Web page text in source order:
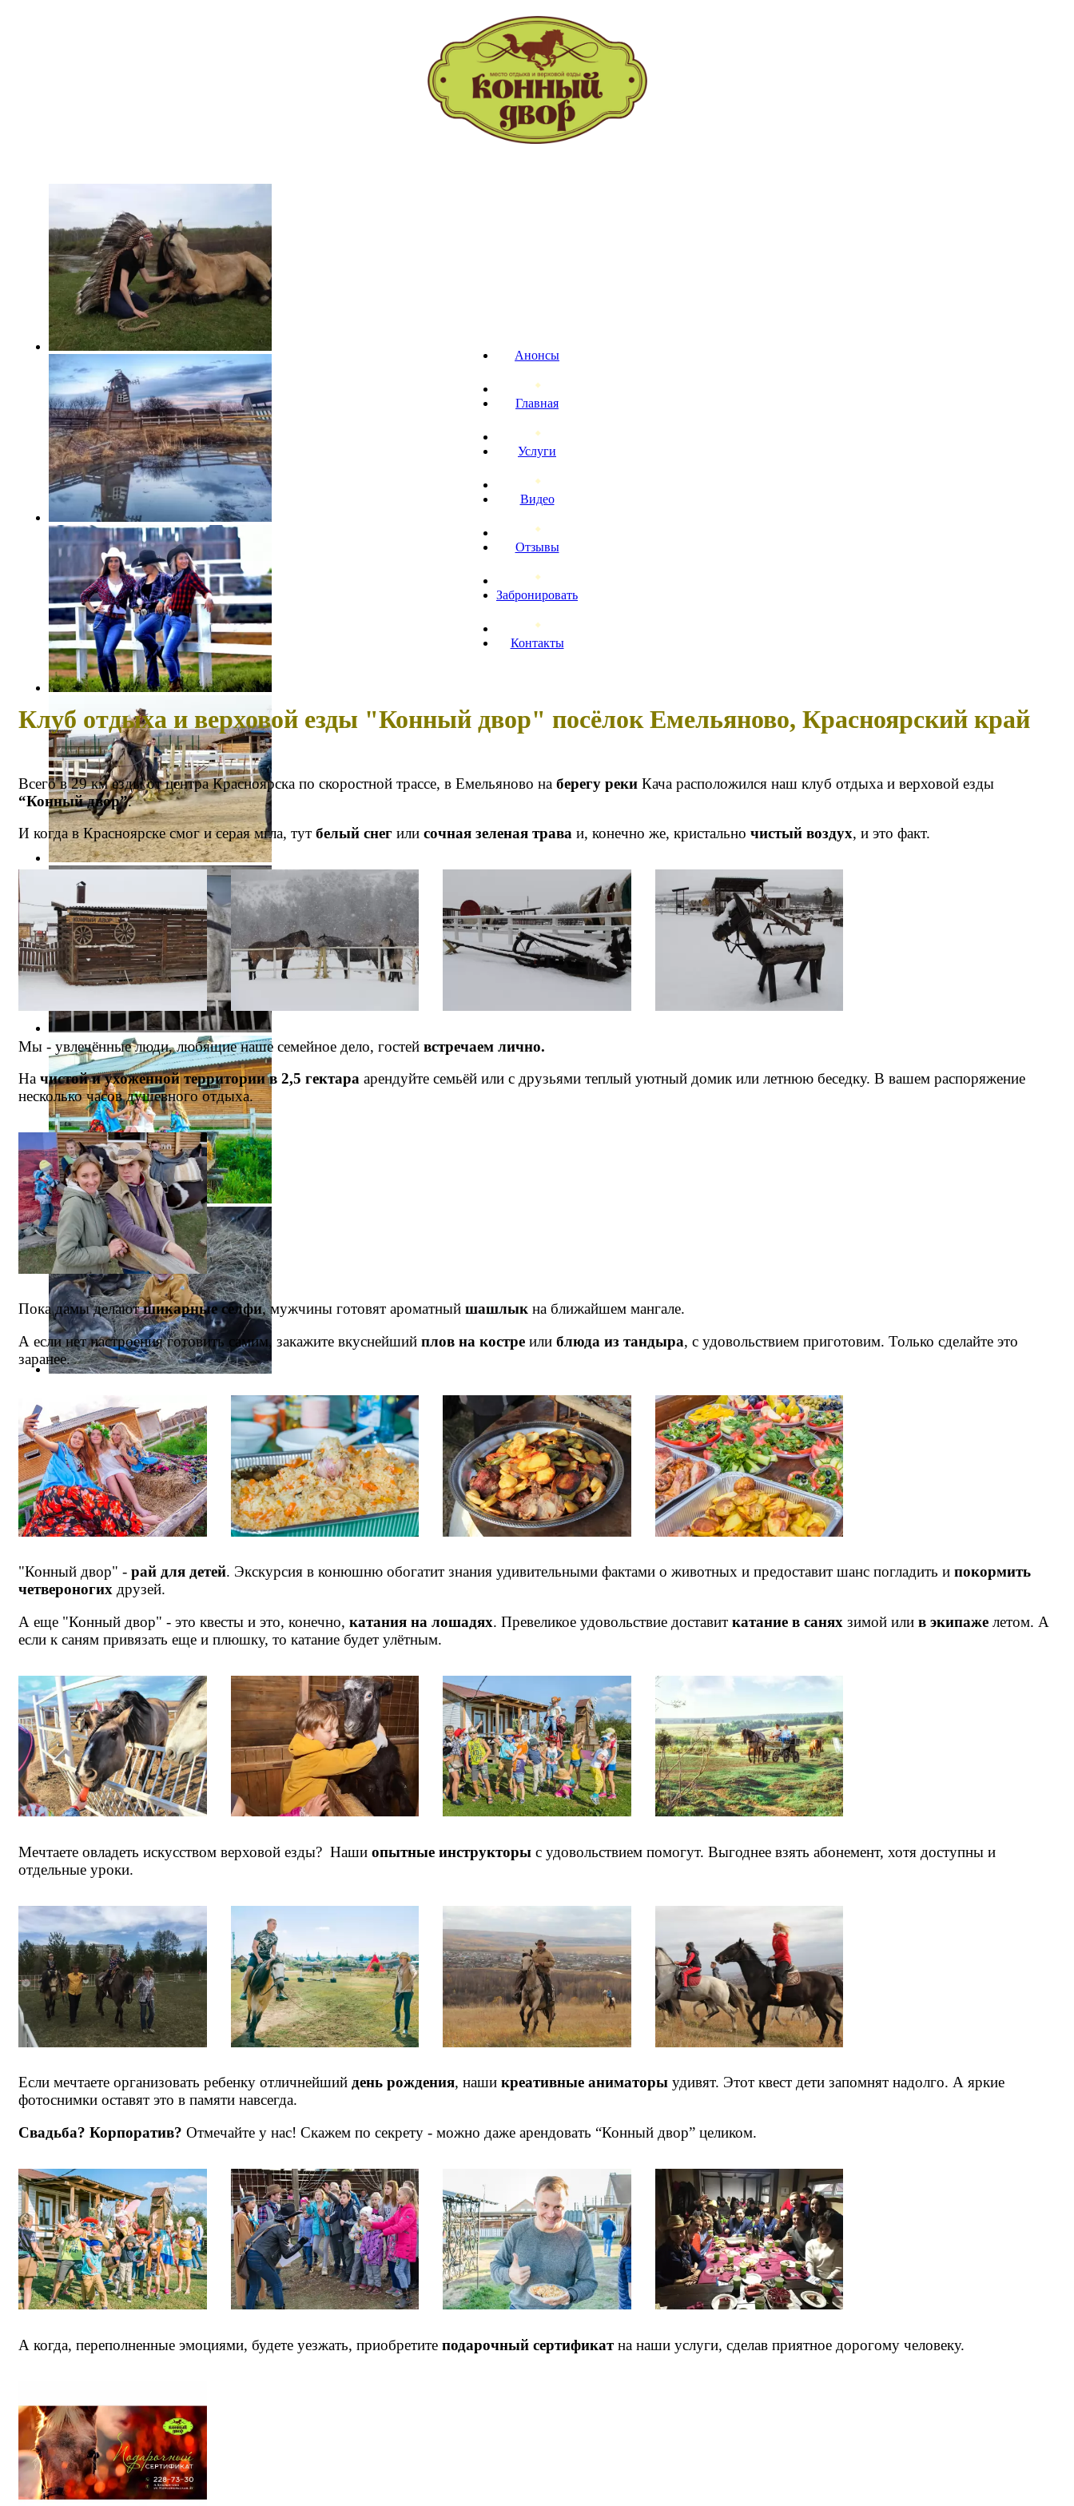
Анонсы
Главная
Услуги
Видео
Отзывы
Забронировать
Контакты
Клуб отдыха и верховой езды "Конный двор" посёлок Емельяново, Красноярский край
Всего в 29 км езды от центра Красноярска по скоростной трассе, в Емельяново на берегу реки Кача расположился наш клуб отдыха и верховой езды
“Конный двор”.
И когда в Красноярске смог и серая мгла, тут белый снег или сочная зеленая трава и, конечно же, кристально чистый воздух, и это факт.
Мы - увлечённые люди, любящие наше семейное дело, гостей встречаем лично.
На чистой и ухоженной территории в 2,5 гектара арендуйте семьёй или с друзьями теплый уютный домик или летнюю беседку. В вашем распоряжение
несколько часов душевного отдыха.
Пока дамы делаютшикарные селфи, мужчины готовят ароматный шашлык на ближайшем мангале.
А если нет настроения готовить самим, закажите вкуснейший плов на костре или блюда из тандыра, с удовольствием приготовим. Только сделайте это
заранее.
"Конный двор" - рай для детей. Экскурсия в конюшню обогатит знания удивительными фактами о животных и предоставит шанс погладить и покормить
четвероногих друзей.
А еще "Конный двор" - это квесты и это, конечно, катания на лошадях. Превеликое удовольствие доставит катание в санях зимой или в экипаже летом. А
если к саням привязать еще и плюшку, то катание будет улётным.
Мечтаете овладеть искусством верховой езды? Наши опытные инструкторы с удовольствием помогут. Выгоднее взять абонемент, хотя доступны и
отдельные уроки.
Если мечтаете организовать ребенку отличнейший день рождения, наши креативные аниматоры удивят. Этот квест дети запомнят надолго. А яркие
фотоснимки оставят это в памяти навсегда.
Свадьба? Корпоратив? Отмечайте у нас! Скажем по секрету - можно даже арендовать “Конный двор” целиком.
А когда, переполненные эмоциями, будете уезжать, приобретите подарочный сертификатна наши услуги, сделав приятное дорогому человеку.